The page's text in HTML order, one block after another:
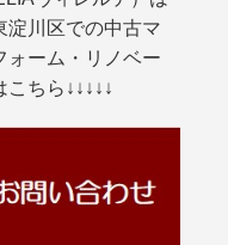
淀川区での中古マ
ォーム・リノベー
ちら↓↓↓↓↓